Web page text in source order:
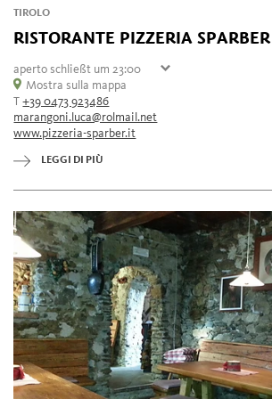
TIROLO
RISTORANTE PIZZERIA SPARBER
aperto schließt um 23:00
giovedì
16:00 - 23:00
venerdì
sabato
16:00 - 23:00
domenica
16:00 - 23:00
lunedì
mercoledì
16:00 - 23:00
Mostra sulla mappa
T+39 0473 923486
marangoni.luca@rolmail.net
www.pizzeria-sparber.it
LEGGI DI PIÙ